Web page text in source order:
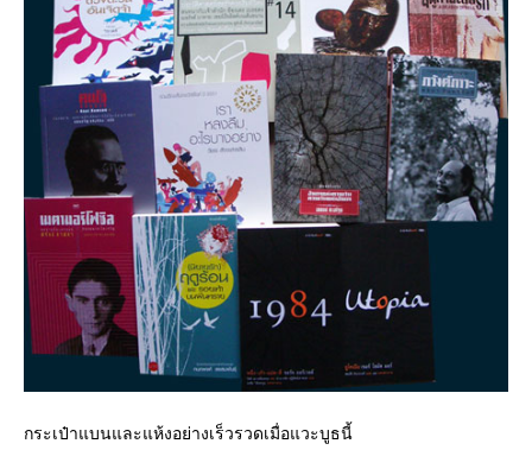
กระเป๋าแบนและแห้งอย่างเร็วรวดเมื่อแวะบูธนี้